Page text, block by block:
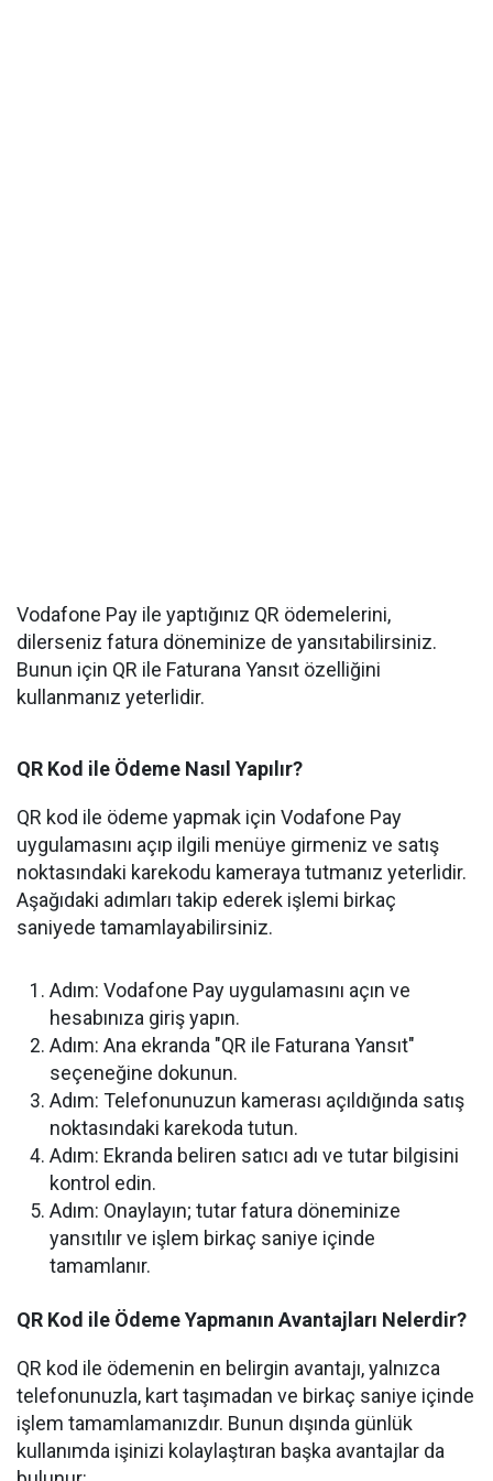
Vodafone Pay ile yaptığınız QR ödemelerini,
dilerseniz fatura döneminize de yansıtabilirsiniz.
Bunun için QR ile Faturana Yansıt özelliğini
kullanmanız yeterlidir.
QR Kod ile Ödeme Nasıl Yapılır?
QR kod ile ödeme yapmak için Vodafone Pay
uygulamasını açıp ilgili menüye girmeniz ve satış
noktasındaki karekodu kameraya tutmanız yeterlidir.
Aşağıdaki adımları takip ederek işlemi birkaç
saniyede tamamlayabilirsiniz.
Adım: Vodafone Pay uygulamasını açın ve
hesabınıza giriş yapın.
Adım: Ana ekranda "QR ile Faturana Yansıt"
seçeneğine dokunun.
Adım: Telefonunuzun kamerası açıldığında satış
noktasındaki karekoda tutun.
Adım: Ekranda beliren satıcı adı ve tutar bilgisini
kontrol edin.
Adım: Onaylayın; tutar fatura döneminize
yansıtılır ve işlem birkaç saniye içinde
tamamlanır.
QR Kod ile Ödeme Yapmanın Avantajları Nelerdir?
QR kod ile ödemenin en belirgin avantajı, yalnızca
telefonunuzla, kart taşımadan ve birkaç saniye içinde
işlem tamamlamanızdır. Bunun dışında günlük
kullanımda işinizi kolaylaştıran başka avantajlar da